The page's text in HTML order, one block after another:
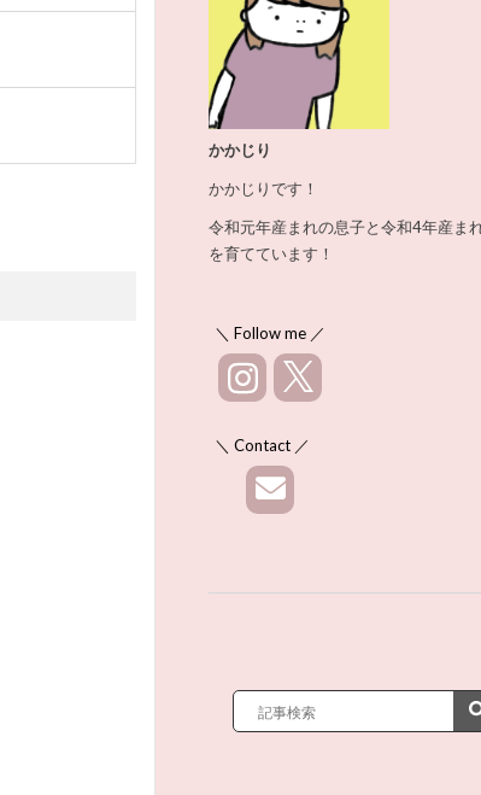
かかじり
かかじりです！
令和元年産まれの息子と令和4年産ま
を育てています！
＼ Follow me ／
＼ Contact ／